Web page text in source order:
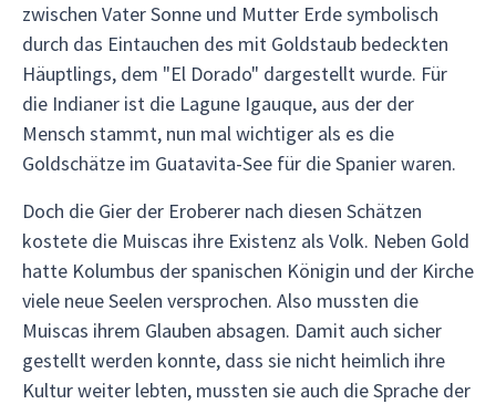
zwischen Vater Sonne und Mutter Erde symbolisch
durch das Eintauchen des mit Goldstaub bedeckten
Häuptlings, dem "El Dorado" dargestellt wurde. Für
die Indianer ist die Lagune Igauque, aus der der
Mensch stammt, nun mal wichtiger als es die
Goldschätze im Guatavita-See für die Spanier waren.
Doch die Gier der Eroberer nach diesen Schätzen
kostete die Muiscas ihre Existenz als Volk. Neben Gold
hatte Kolumbus der spanischen Königin und der Kirche
viele neue Seelen versprochen. Also mussten die
Muiscas ihrem Glauben absagen. Damit auch sicher
gestellt werden konnte, dass sie nicht heimlich ihre
Kultur weiter lebten, mussten sie auch die Sprache der